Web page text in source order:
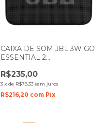
CAIXA DE SOM JBL 3W GO
ESSENTIAL 2
R$235,00
3 x de R$78,33 sem juros
R$216,20 com Pix